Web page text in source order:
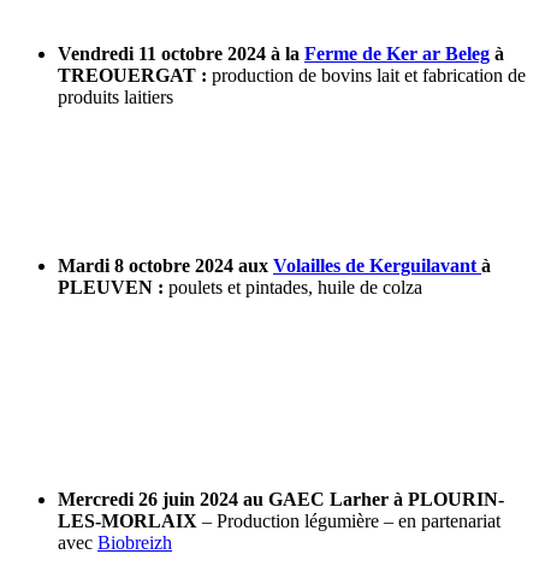
Vendredi 11 octobre 2024 à la Ferme de Ker ar Beleg à
TREOUERGAT : production de bovins lait et fabrication de
produits laitiers
Mardi 8 octobre 2024 aux Volailles de Kerguilavant à
PLEUVEN : poulets et pintades, huile de colza
Mercredi 26 juin 2024 au GAEC Larher à PLOURIN-
LES-MORLAIX – Production légumière – en partenariat
avec Biobreizh